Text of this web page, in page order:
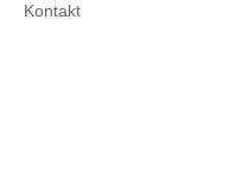
Kontakt